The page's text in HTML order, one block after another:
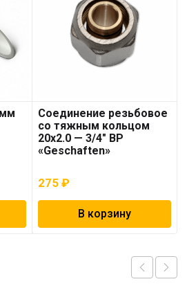
Соединение резьбовое
со тяжным кольцом
20х2.0 — 3/4″ ВР
«Geschaften»
275₽
В корзину